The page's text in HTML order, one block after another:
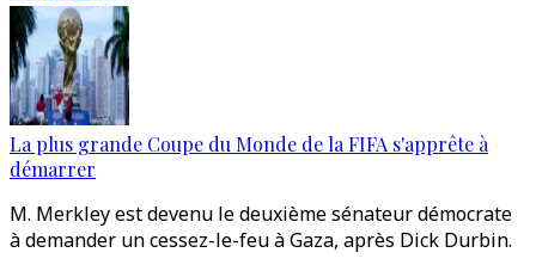
La plus grande Coupe du Monde de la FIFA s'apprête à
démarrer
M. Merkley est devenu le deuxième sénateur démocrate
à demander un cessez-le-feu à Gaza, après Dick Durbin.